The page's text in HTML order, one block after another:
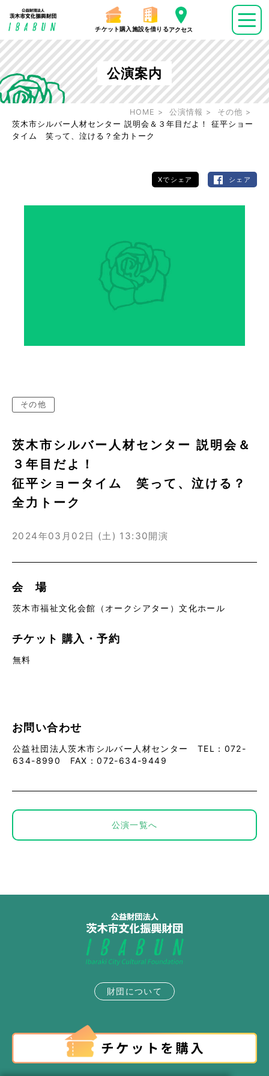
チケット購入 施設を借りるアクセス
公演案内
HOME 公演情報
その他
茨木市シルバー人材センター 説明会＆３年目だよ！ 征平ショー
タイム 笑って、泣ける？全力トーク
Xでシェア シェア
その他
茨木市シルバー人材センター 説明会＆
３年目だよ！
征平ショータイム 笑って、泣ける？
全力トーク
2024年03月02日 (土) 13:30開演
会 場
茨木市福祉文化会館（オークシアター）文化ホール
チケット 購入・予約
無料
お問い合わせ
公益社団法人茨木市シルバー人材センター TEL：072-
634-8990 FAX：072-634-9449
公演一覧へ
財団について